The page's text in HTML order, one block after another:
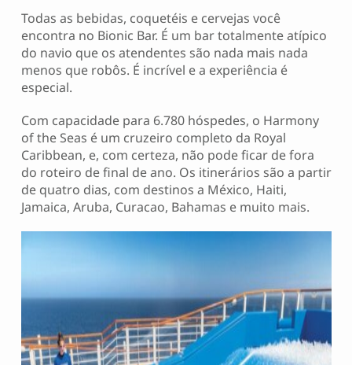
Todas as bebidas, coquetéis e cervejas você
encontra no Bionic Bar. É um bar totalmente atípico
do navio que os atendentes são nada mais nada
menos que robôs. É incrível e a experiência é
especial.
Com capacidade para 6.780 hóspedes, o Harmony
of the Seas é um cruzeiro completo da Royal
Caribbean, e, com certeza, não pode ficar de fora
do roteiro de final de ano. Os itinerários são a partir
de quatro dias, com destinos a México, Haiti,
Jamaica, Aruba, Curacao, Bahamas e muito mais.